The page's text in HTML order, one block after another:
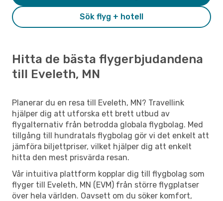
Sök flyg + hotell
Hitta de bästa flygerbjudandena
till Eveleth, MN
Planerar du en resa till Eveleth, MN? Travellink
hjälper dig att utforska ett brett utbud av
flygalternativ från betrodda globala flygbolag. Med
tillgång till hundratals flygbolag gör vi det enkelt att
jämföra biljettpriser, vilket hjälper dig att enkelt
hitta den mest prisvärda resan.
Vår intuitiva plattform kopplar dig till flygbolag som
flyger till Eveleth, MN (EVM) från större flygplatser
över hela världen. Oavsett om du söker komfort,